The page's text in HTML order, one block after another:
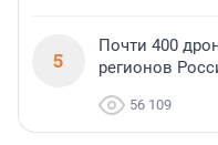
5
Почти 400
регионов
56 109